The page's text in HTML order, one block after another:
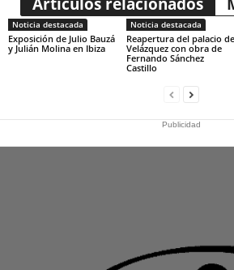
Noticia destacada
Exposición de Julio Bauzá
y Julián Molina en Ibiza
Noticia destacada
Reapertura del palacio de
Velázquez con obra de
Fernando Sánchez
Castillo
Publicidad